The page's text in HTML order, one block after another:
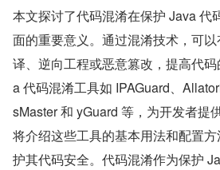
本文探讨了代码混淆在保护 Java 代
面的重要意义。通过混淆技术，可
译、逆向工程或恶意篡改，提高代
a 代码混淆工具如 IPAGuard、
sMaster 和 yGuard 等，为开发者提
将介绍这些工具的基本用法和配置
护其代码安全。代码混淆作为保护